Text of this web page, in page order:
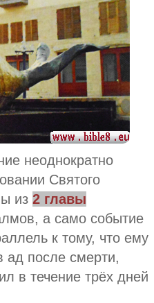
неоднократно
Святого
из 2 главы
а само событие
к тому, что ему
ад после смерти,
в течение трёх дней